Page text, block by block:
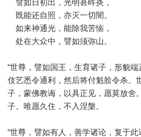
譬如日初出，光明甚晖炎，
既能还自照，亦灭一切闇。
如来神通光，能除我苦恼，
处在大众中，譬如须弥山。
“世尊，譬如国王，生育诸子，形貌
伎艺悉令通利，然后将付魁脍令杀。
子，蒙佛教诲，以具正见，愿莫放舍
子。唯愿久住，不入涅槃。
“世尊，譬如有人，善学诸论，复于